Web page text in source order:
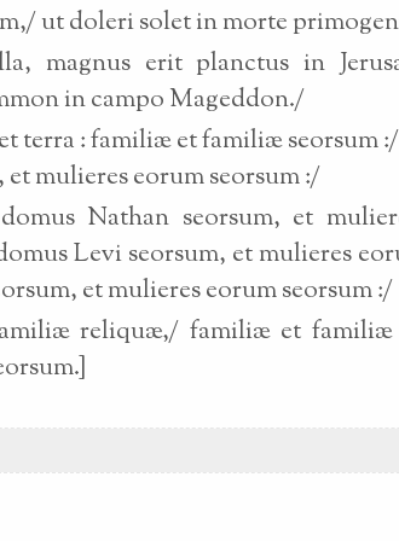
ut doleri solet in morte
magnus erit planctus in
in campo Mageddon./
terra : familiæ et familiæ seorsum
et mulieres eorum seorsum :/
Nathan seorsum, et
Levi seorsum, et mulieres
et mulieres eorum seorsum :/
reliquæ,/ familiæ et familiæ